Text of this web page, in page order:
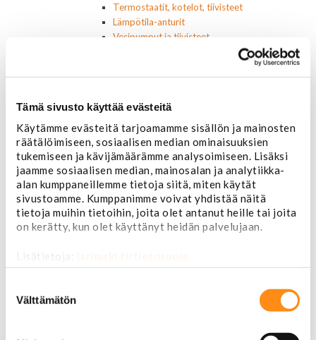
Tämä sivusto käyttää evästeitä
Käytämme evästeitä tarjoamamme sisällön ja mainosten
räätälöimiseen, sosiaalisen median ominaisuuksien
tukemiseen ja kävijämäärämme analysoimiseen. Lisäksi
jaamme sosiaalisen median, mainosalan ja analytiikka-
alan kumppaneillemme tietoja siitä, miten käytät
sivustoamme. Kumppanimme voivat yhdistää näitä
tietoja muihin tietoihin, joita olet antanut heille tai joita
on kerätty, kun olet käyttänyt heidän palvelujaan.
Lisätietoja: jarimaki.fi/tietosuoja
valinta
Välttämätön
Termostaatit, kotelot, tiivisteet
Lämpötila-anturit
Vesipumput ja tiivisteet
Vapaatuulettimet ja viskokytkimet
Nivelet ja puslat
Yläpallonivelet
Raidetangonpäät sisempi
Raidetangonpäät ulompi
Vakaajan linkit
Polttoaine- ja ilmanottolaitteet
Suodattimet
Öljynsuodattimet
AC Delco
Motocraft